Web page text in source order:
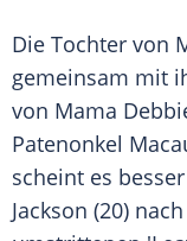
Die Tochter von
gemeinsam mit
von Mama
Patenonkel
scheint es
Jackson (20)